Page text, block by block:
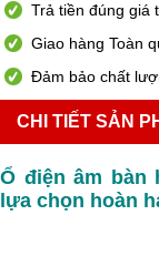
Trả tiền đúng giá
Giao hàng Toàn
Đảm bảo chất
CHI TIẾT SẢN
Ổ điện âm bàn
lựa chọn hoàn